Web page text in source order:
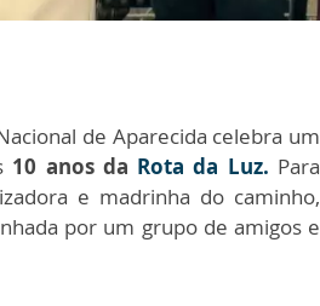
de Aparecida celebra um
10 anos da Rota da Luz. Para
e madrinha do caminho,
por um grupo de amigos e